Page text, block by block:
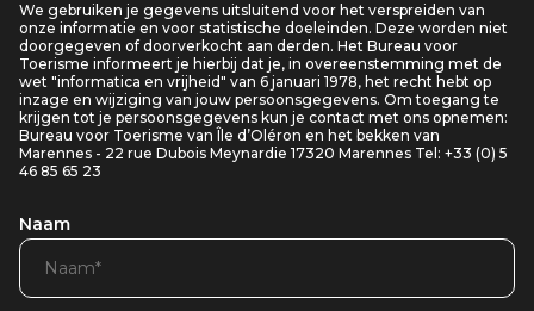
We gebruiken je gegevens uitsluitend voor het verspreiden van
onze informatie en voor statistische doeleinden. Deze worden niet
doorgegeven of doorverkocht aan derden. Het Bureau voor
Toerisme informeert je hierbij dat je, in overeenstemming met de
wet "informatica en vrijheid" van 6 januari 1978, het recht hebt op
inzage en wijziging van jouw persoonsgegevens. Om toegang te
krijgen tot je persoonsgegevens kun je contact met ons opnemen:
Bureau voor Toerisme van Île d’Oléron en het bekken van
Marennes - 22 rue Dubois Meynardie 17320 Marennes Tel: +33 (0) 5
46 85 65 23
Naam